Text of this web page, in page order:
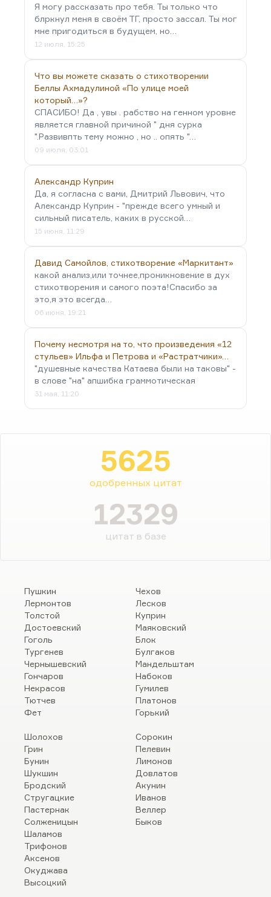
Я могу рассказать про тебя. Ты только что
блркнул меня в своём ТГ, просто зассал. Ты мог
мне пригодиться в будущем, но…
12 июля, 15:25
Что вы можете сказать о стихотворении
Беллы Ахмадулиной «По улице моей
который…»?
СПАСИБО! Да , увы . рабство на генном уровне
является главной причиной " дня сурка
".Развивпть тему можно , но .. опять "…
09 июля, 03:01
Александр Куприн
Да, я согласна с вами, Дмитрий Львович, что
Александр Куприн - "прежде всего умный и
сильный писатель, каких в русской…
15 июня, 11:29
Давид Самойлов, стихотворение «Маркитант»
какой анализ,или точнее,проникновение в дух
стихотворения и самого поэта!Спасибо за
это,я это всегда…
06 июня, 19:21
Почему несмотря на то, что произведения «12
стульев» Ильфа и Петрова и «Растратчики»…
"душевные качества Катаева были на таковы" -
в слове "на" апшибка граммотическая
31 мая, 11:20
5625
одобренных цитат
12329
цитат в базе
Пушкин
Лермонтов
Толстой
Достоевский
Гоголь
Тургенев
Чернышевский
Гончаров
Некрасов
Тютчев
Фет
Чехов
Лесков
Куприн
Маяковский
Блок
Булгаков
Мандельштам
Набоков
Гумилев
Платонов
Горький
Шолохов
Грин
Бунин
Шукшин
Бродский
Стругацкие
Пастернак
Солженицын
Шаламов
Трифонов
Аксенов
Окуджава
Высоцкий
Сорокин
Пелевин
Лимонов
Довлатов
Акунин
Иванов
Веллер
Быков